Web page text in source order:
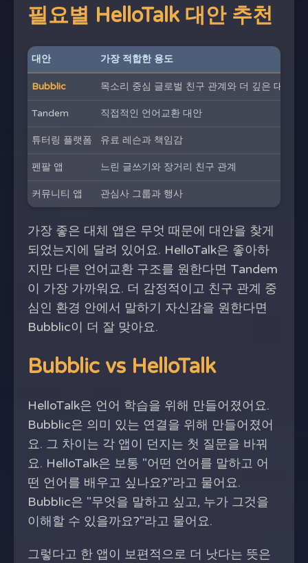
필요별 HelloTalk 대안 추천
대안 가장 적합한 용도
Bubblic 목소리 중심 글로벌 친구 관계와 더 깊은 대화
Tandem 직접적인 언어교환 대안
튜터링 플랫폼 유료 레슨과 책임감
펜팔 앱 느린 글쓰기와 장거리 친구 관계
커뮤니티 앱 관심사 그룹과 행사
가장 좋은 대체 앱은 무엇 때문에 대안을 찾게
되었는지에 달려 있어요. HelloTalk은 좋아하
지만 다른 언어교환 구조를 원한다면 Tandem
이 가장 가까워요. 더 감정적이고 친구 관계 중
심인 환경 안에서 말하기 자신감을 원한다면
Bubblic이 더 잘 맞아요.
Bubblic vs HelloTalk
HelloTalk은 언어 학습을 위해 만들어졌어요.
Bubblic은 의미 있는 연결을 위해 만들어졌어
요. 그 차이는 각 앱이 던지는 첫 질문을 바꿔
요. HelloTalk은 보통 "어떤 언어를 말하고 어
떤 언어를 배우고 싶나요?"라고 물어요.
Bubblic은 "무엇을 말하고 싶고, 누가 그것을
이해할 수 있을까요?"라고 물어요.
그렇다고 한 앱이 보편적으로 더 낫다는 뜻은